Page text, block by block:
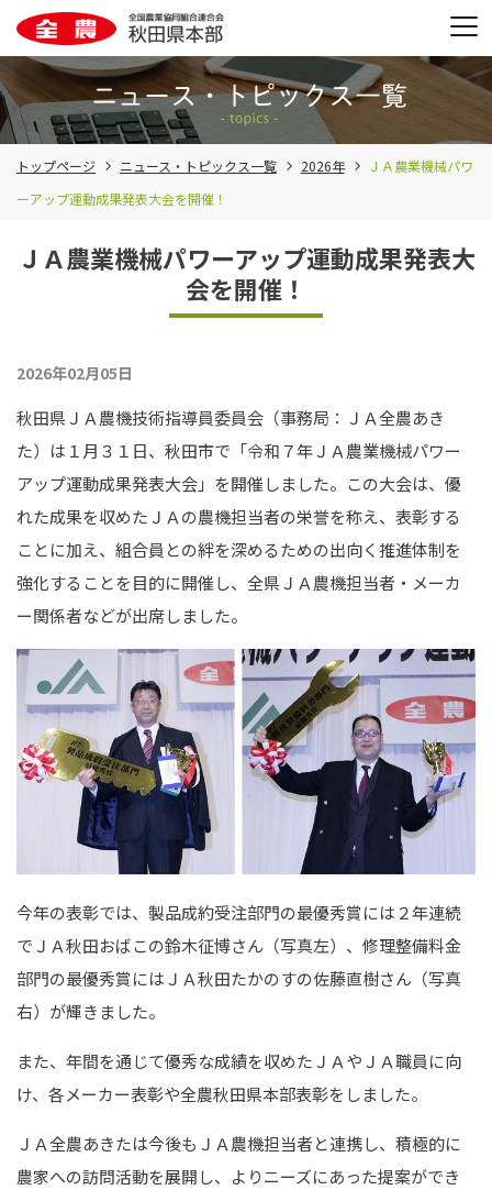
トップページ ニュース・トピックス一覧 2026年
ＪＡ農業機械パワ
ーアップ運動成果発表大会を開催！
ＪＡ農業機械パワーアップ運動成果発表大
会を開催！
2026年02月05日
秋田県ＪＡ農機技術指導員委員会（事務局：ＪＡ全農あき
た）は１月３１日、秋田市で「令和７年ＪＡ農業機械パワー
アップ運動成果発表大会」を開催しました。この大会は、優
れた成果を収めたＪＡの農機担当者の栄誉を称え、表彰する
ことに加え、組合員との絆を深めるための出向く推進体制を
強化することを目的に開催し、全県ＪＡ農機担当者・メーカ
ー関係者などが出席しました。
今年の表彰では、製品成約受注部門の最優秀賞には２年連続
でＪＡ秋田おばこの鈴木征博さん（写真左）、修理整備料金
部門の最優秀賞にはＪＡ秋田たかのすの佐藤直樹さん（写真
右）が輝きました。
また、年間を通じて優秀な成績を収めたＪＡやＪＡ職員に向
け、各メーカー表彰や全農秋田県本部表彰をしました。
ＪＡ全農あきたは今後もＪＡ農機担当者と連携し、積極的に
農家への訪問活動を展開し、よりニーズにあった提案ができ